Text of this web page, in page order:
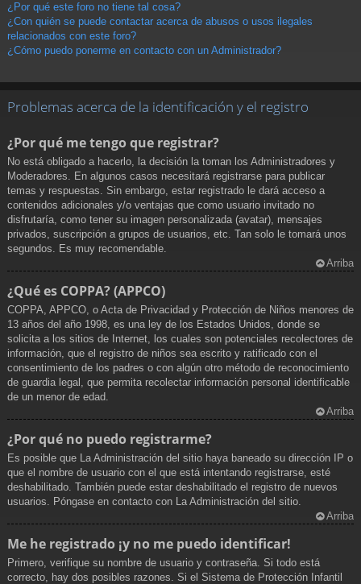
¿Por qué este foro no tiene tal cosa?
¿Con quién se puede contactar acerca de abusos o usos ilegales
relacionados con este foro?
¿Cómo puedo ponerme en contacto con un Administrador?
Problemas acerca de la identificación y el registro
¿Por qué me tengo que registrar?
No está obligado a hacerlo, la decisión la toman los Administradores y
Moderadores. En algunos casos necesitará registrarse para publicar
temas y respuestas. Sin embargo, estar registrado le dará acceso a
contenidos adicionales y/o ventajas que como usuario invitado no
disfrutaría, como tener su imagen personalizada (avatar), mensajes
privados, suscripción a grupos de usuarios, etc. Tan solo le tomará unos
segundos. Es muy recomendable.
Arriba
¿Qué es COPPA? (APPCO)
COPPA, APPCO, o Acta de Privacidad y Protección de Niños menores de
13 años del año 1998, es una ley de los Estados Unidos, donde se
solicita a los sitios de Internet, los cuales son potenciales recolectores de
información, que el registro de niños sea escrito y ratificado con el
consentimiento de los padres o con algún otro método de reconocimiento
de guardia legal, que permita recolectar información personal identificable
de un menor de edad.
Arriba
¿Por qué no puedo registrarme?
Es posible que La Administración del sitio haya baneado su dirección IP o
que el nombre de usuario con el que está intentando registrarse, esté
deshabilitado. También puede estar deshabilitado el registro de nuevos
usuarios. Póngase en contacto con La Administración del sitio.
Arriba
Me he registrado ¡y no me puedo identificar!
Primero, verifique su nombre de usuario y contraseña. Si todo está
correcto, hay dos posibles razones. Si el Sistema de Protección Infantil